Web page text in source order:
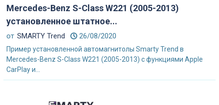
Mercedes-Benz S-Class W221 (2005-2013)
установленное штатное...
от SMARTY Trend 26/08/2020
Пример установленной автомагнитолы Smarty Trend в
Mercedes-Benz S-Class W221 (2005-2013) с функциями Apple
CarPlay и...